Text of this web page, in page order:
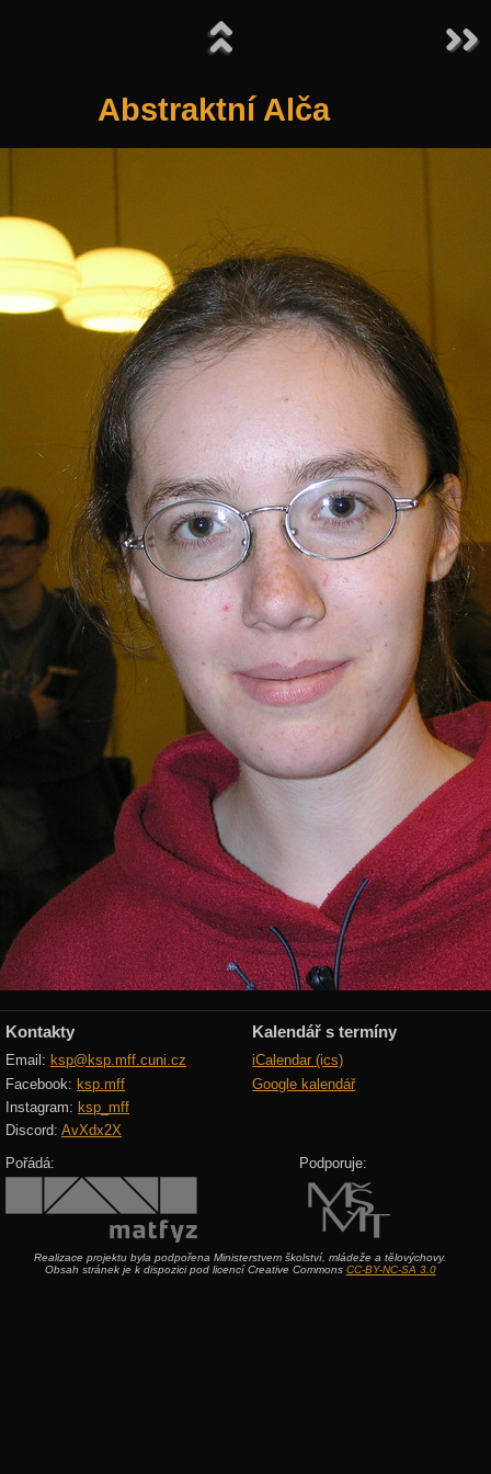
Abstraktní Alča
Kontakty
Email: ksp@ksp.mff.cuni.cz
Facebook: ksp.mff
Instagram: ksp_mff
Discord: AvXdx2X
Kalendář s termíny
iCalendar (ics)
Google kalendář
Pořádá: Podporuje:
Realizace projektu byla podpořena Ministerstvem školství, mládeže a tělovýchovy.
Obsah stránek je k dispozici pod licencí Creative Commons CC-BY-NC-SA 3.0